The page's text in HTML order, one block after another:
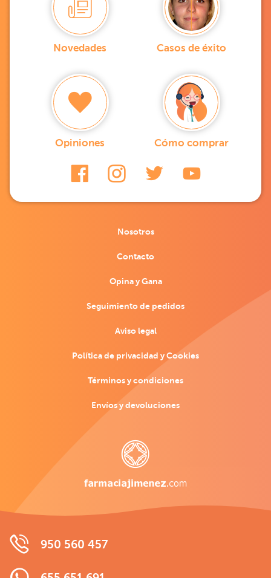
Novedades Casos de éxito
Opiniones Cómo comprar
Nosotros
Contacto
Opina y Gana
Seguimiento de pedidos
Aviso legal
Política de privacidad y Cookies
Términos y condiciones
Envíos y devoluciones
950 560 457